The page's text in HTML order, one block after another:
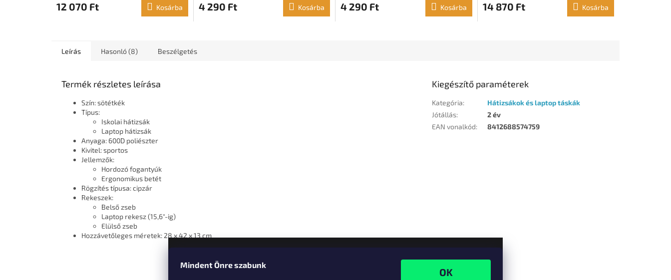
Mindent Önre szabunk
12 070 Ft Kosárba 4 290 Ft Kosárba 4 290 Ft Kosárba 14 870 Ft Kosárba
Leírás Hasonló (8) Beszélgetés
Termék részletes leírása
Szín: sötétkék
Típus:
Iskolai hátizsák
Laptop hátizsák
Anyaga: 600D poliészter
Kivitel: sportos
Jellemzők:
Hordozó fogantyúk
Ergonomikus betét
Rögzítés típusa: cipzár
Rekeszek:
Belső zseb
Laptop rekesz (15,6"-ig)
Elülső zseb
Hozzávetőleges méretek: 28 x 42 x 13 cm
Kiegészítő paraméterek
Kategória:
Hátizsákok és laptop táskák
Jótállás:
2 év
EAN vonalkód: 8412688574759